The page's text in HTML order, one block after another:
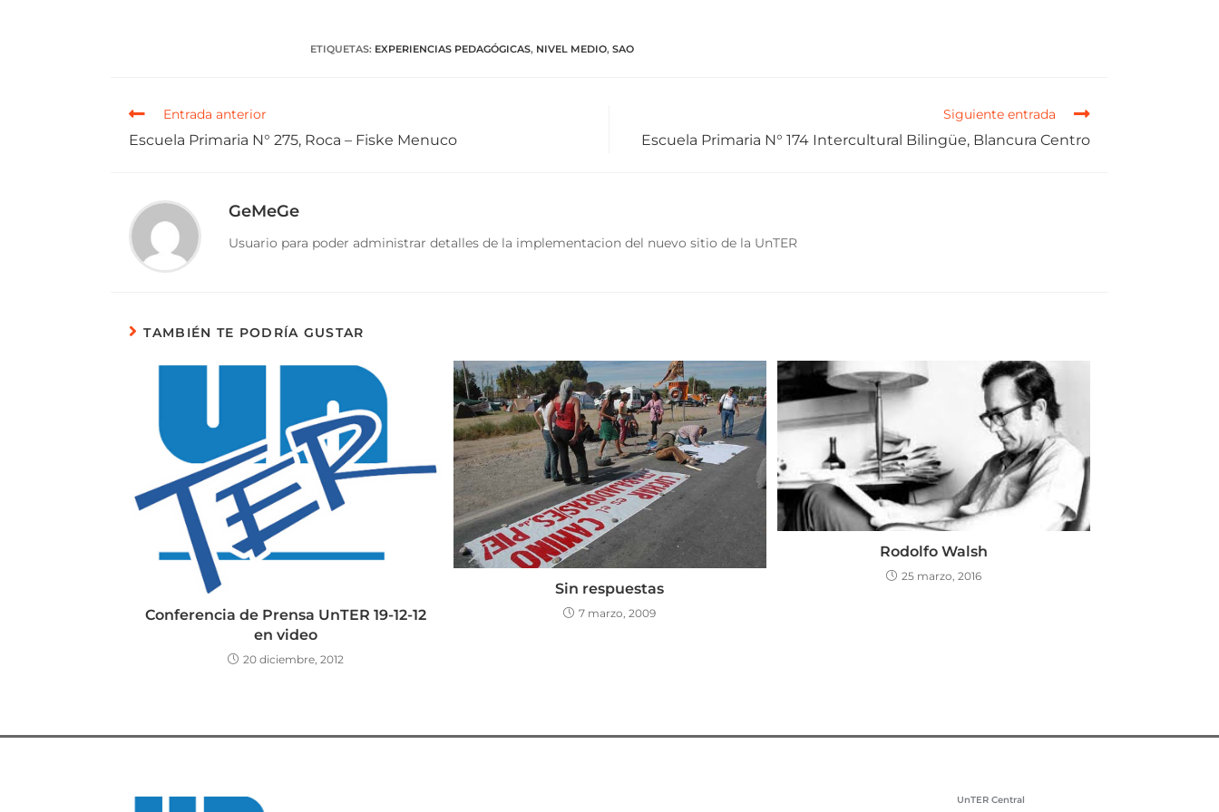
ETIQUETAS: EXPERIENCIAS PEDAGÓGICAS, NIVEL MEDIO, SAO
Entrada anterior
Escuela Primaria N° 275, Roca – Fiske Menuco
Siguiente entrada
Escuela Primaria N° 174 Intercultural Bilingüe, Blancura Centro
GeMeGe
Usuario para poder administrar detalles de la implementacion del nuevo sitio de la UnTER
TAMBIÉN TE PODRÍA GUSTAR
Conferencia de Prensa UnTER 19-12-12
en video
20 diciembre, 2012
Sin respuestas
7 marzo, 2009
Rodolfo Walsh
25 marzo, 2016
UnTER Central